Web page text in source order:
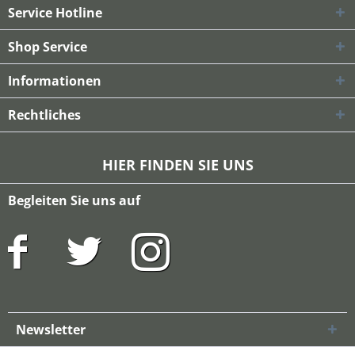
Service Hotline
Shop Service
Informationen
Rechtliches
HIER FINDEN SIE UNS
Begleiten Sie uns auf
Newsletter